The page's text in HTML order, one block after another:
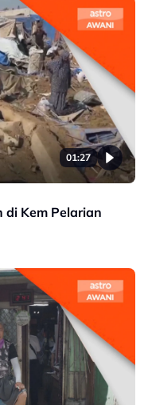
01:27
di Kem Pelarian